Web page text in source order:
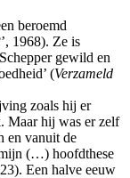
beroemd
1968). Ze is
gewild en
(Verzameld
zoals hij er
Maar hij was er zelf
en vanuit de
(…) hoofdthese
Een halve eeuw